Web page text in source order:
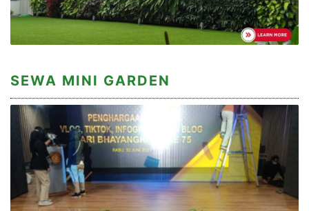
SEWA MINI GARDEN